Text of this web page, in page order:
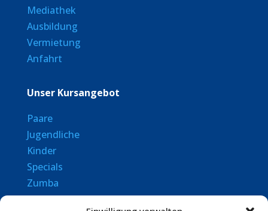
Mediathek
Ausbildung
Vermietung
Anfahrt
Unser Kursangebot
Paare
Jugendliche
Kinder
Specials
Zumba
Senioren